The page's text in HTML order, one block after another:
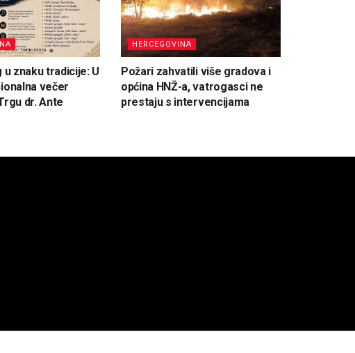
znaku tradicije: U
večer
dr. Ante
HERCEGOVINA
Požari zahvatili više gradova i
općina HNŽ-a, vatrogasci ne
prestaju s intervencijama